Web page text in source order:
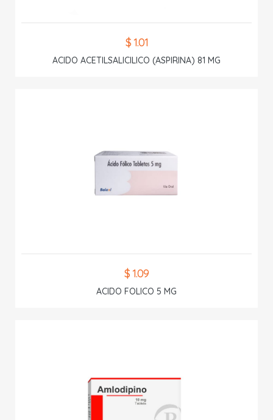
$ 1.01
ACIDO ACETILSALICILICO (ASPIRINA) 81 MG
$ 1.09
ACIDO FOLICO 5 MG